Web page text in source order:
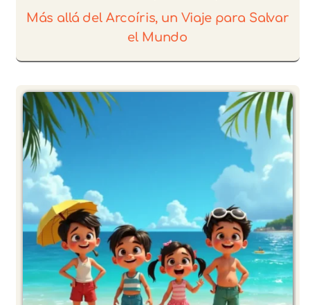
Más allá del Arcoíris, un Viaje para Salvar
el Mundo